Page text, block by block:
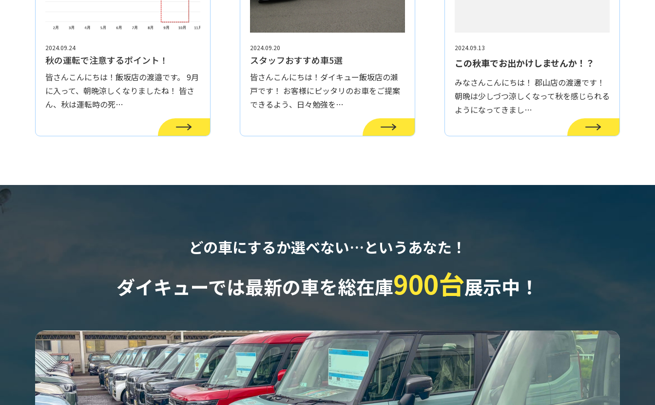
2024.09.24
秋の運転で注意するポイント！
皆さんこんにちは！飯坂店の渡邉です。 9月
に入って、朝晩涼しくなりましたね！ 皆さ
ん、秋は運転時の死…
2024.09.20
スタッフおすすめ車5選
皆さんこんにちは！ダイキュー飯坂店の瀨
戸です！ お客様にピッタリのお車をご提案
できるよう、日々勉強を…
2024.09.13
この秋車でお出かけしませんか！？
みなさんこんにちは！ 郡山店の渡邊です！
朝晩は少しづつ涼しくなって秋を感じられる
ようになってきまし…
どの車にするか選べない…というあなた！
ダイキューでは最新の車を総在庫900台展示中！